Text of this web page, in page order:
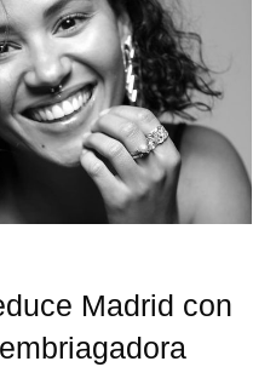
Madrid con